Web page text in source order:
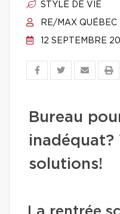
STYLE DE VIE
RE/MAX QUÉBEC
12 SEPTEMBRE
Bureau
inadéquat?
solutions!